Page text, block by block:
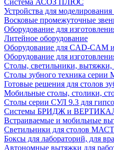
Система АСОЗ ПЛЮС
Устройства для
Восковые промежуточные
Оборудование для
Литейное оборудование
Оборудование для CAD-CAM
Оборудование для
Cтолы, светильники, вытяжки,
Столы зубного техника
Готовые решения для столов
Мобильные столы, столики,
Столы серии СУЛ 9.3 для
Системы БРИДЖ и
Встраиваемые и мобильные
Светильники для столов
Боксы для лабораторий, для
Автономные вытяжки для